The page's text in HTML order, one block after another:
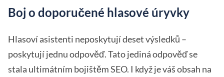
Boj o doporučené hlasové úryvky
Hlasoví asistenti neposkytují deset výsledků –
poskytují jednu odpověď. Tato jediná odpověď se
stala ultimátním bojištěm SEO. I když je váš obsah na